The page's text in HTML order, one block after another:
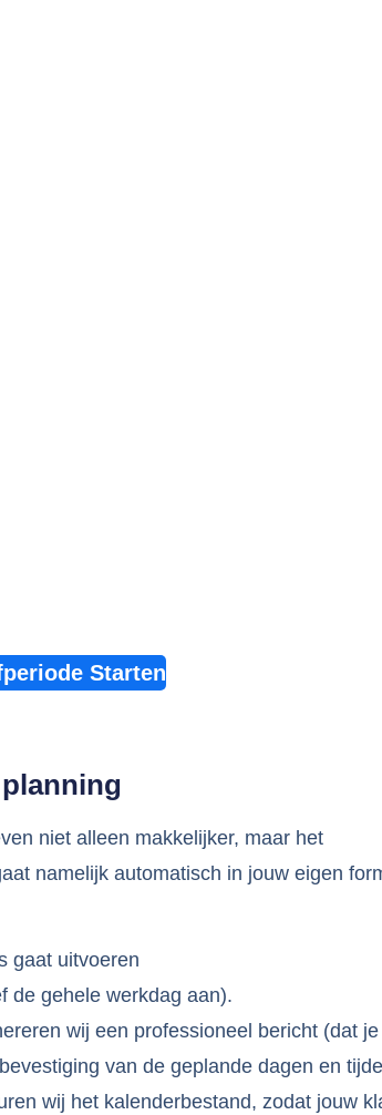
Starten
niet alleen makkelijker, maar het
namelijk automatisch in jouw eigen
gaat uitvoeren
de gehele werkdag aan).
wij een professioneel bericht (dat
van de geplande dagen en
wij het kalenderbestand, zodat jouw